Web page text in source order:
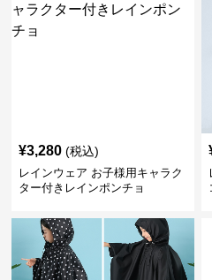
¥3,280 (税込)
レインウェア お子様用キャラク
ター付きレインポンチョ